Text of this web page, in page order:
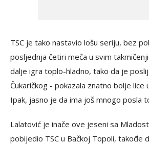
TSC je tako nastavio lošu seriju, bez
posljednja četiri meča u svim
dalje igra toplo-hladno, tako da je
Čukaričkog - pokazala znatno bolje lice
Ipak, jasno je da ima još mnogo posla
Lalatović je inače ove jeseni sa
pobijedio TSC u Bačkoj Topoli, takođe